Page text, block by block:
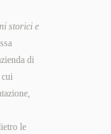
storici e
di
cui
le